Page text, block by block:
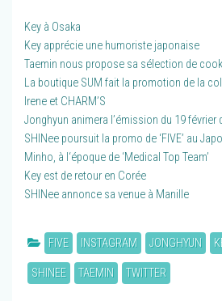
Key à Osaka
Key apprécie une humoriste japonaise
Taemin nous propose sa sélection de
La boutique SUM fait la promotion de la
Irene et CHARM’S
Jonghyun animera l’émission du 19 février
SHINee poursuit la promo de ‘FIVE’ au
Minho, à l‘époque de ‘Medical Top Team’
Key est de retour en Corée
SHINee annonce sa venue à Manille
FIVE INSTAGRAM JONGHYUN
SHINEE TAEMIN TWITTER